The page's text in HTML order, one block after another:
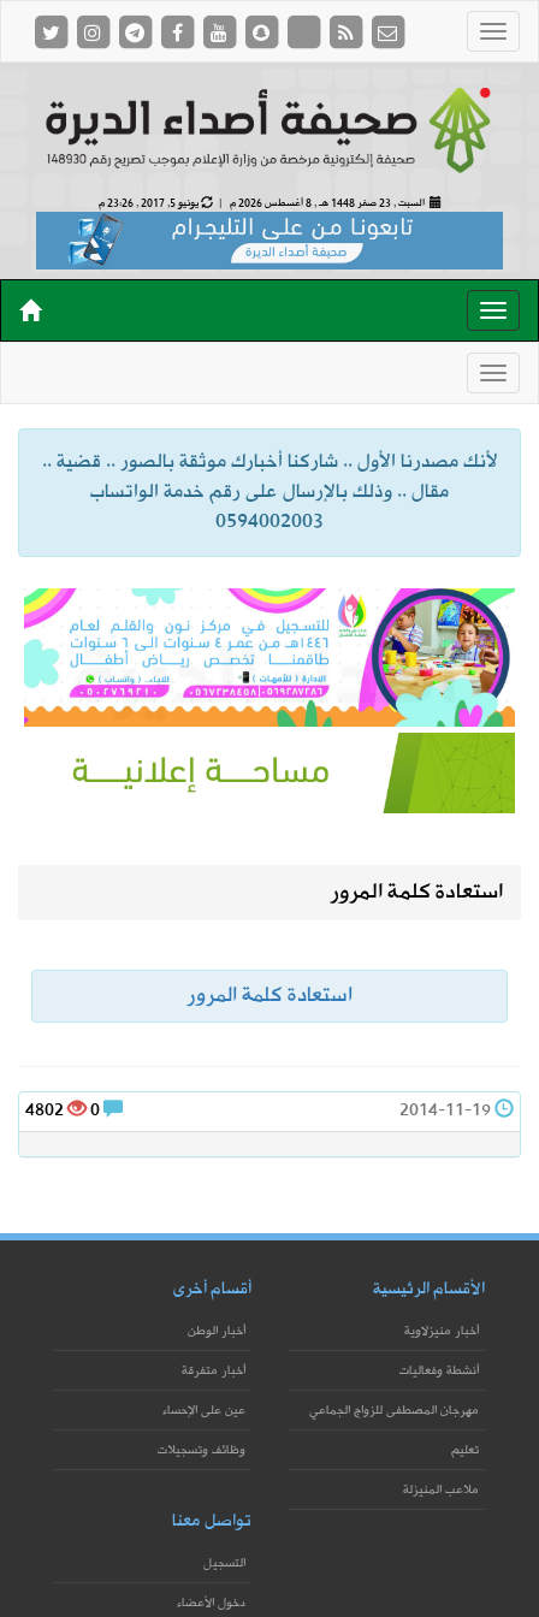
السبت , 23 صفر 1448 هـ , 8 أغسطس 2026 م | يونيو 5, 2017 , 23:26 م
لأنك مصدرنا الأول .. شاركنا أخبارك موثقة بالصور .. قضية ..
مقال .. وذلك بالإرسال على رقم خدمة الواتساب
0594002003
استعادة كلمة المرور
استعادة كلمة المرور
2014-11-19
4802
الأقسام الرئيسية
أخبار منيزلاوية
أنشطة وفعاليات
مهرجان المصطفى للزواج الجماعي
تعليم
ملاعب المنيزلة
أقسام أخرى
أخبار الوطن
أخبار متفرقة
عين على الإحساء
وظائف وتسجيلات
تواصل معنا
التسجيل
دخول الأعضاء